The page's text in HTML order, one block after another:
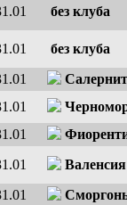
без клуба
без клуба
Валенсия